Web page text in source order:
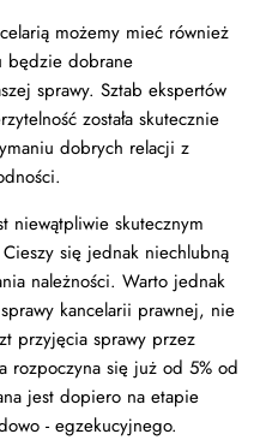
możemy mieć również
będzie dobrane
sprawy. Sztab ekspertów
została skutecznie
dobrych relacji z
niewątpliwie skutecznym
się jednak niechlubną
należności. Warto jednak
kancelarii prawnej, nie
przyjęcia sprawy przez
rozpoczyna się już od 5% od
jest dopiero na etapie
- egzekucyjnego.